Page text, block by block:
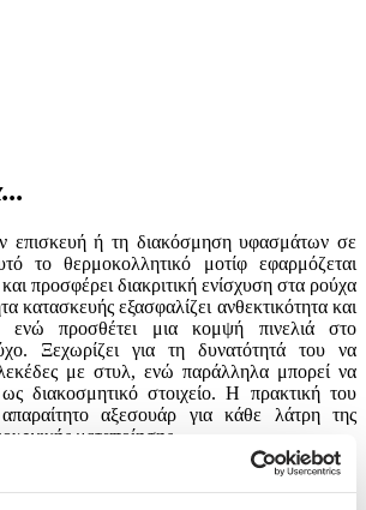
επισκευή ή τη διακόσμηση υφασμάτων σε
το θερμοκολλητικό μοτίφ εφαρμόζεται
προσφέρει διακριτική ενίσχυση στα ρούχα
κατασκευής εξασφαλίζει ανθεκτικότητα και
ενώ προσθέτει μια κομψή πινελιά στο
Ξεχωρίζει για τη δυνατότητά του να
με στυλ, ενώ παράλληλα μπορεί να
ως διακοσμητικό στοιχείο. Η πρακτική του
αξεσουάρ για κάθε λάτρη της
μεταποίησης.